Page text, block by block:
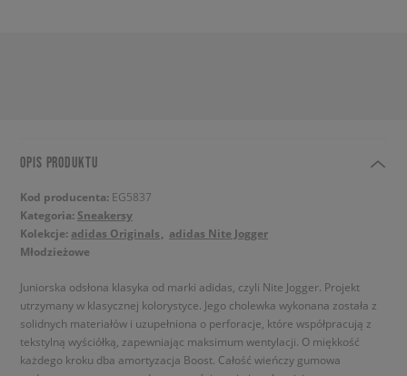
OPIS PRODUKTU
Kod producenta: EG5837
Kategoria: Sneakersy
Kolekcje: adidas Originals
adidas Nite Jogger
Młodzieżowe
Juniorska odsłona klasyka od marki adidas, czyli Nite Jogger. Projekt
utrzymany w klasycznej kolorystyce. Jego cholewka wykonana została z
solidnych materiałów i uzupełniona o perforacje, które współpracują z
tekstylną wyściółką, zapewniając maksimum wentylacji. O miękkość
każdego kroku dba amortyzacja Boost. Całość wieńczy gumowa